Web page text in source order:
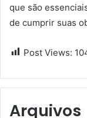
que são
de cumprir suas
Post Views:
Arquivos